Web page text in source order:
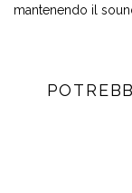
mantenendo il